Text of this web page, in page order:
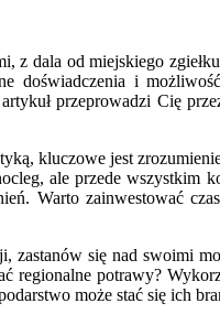
z dala od miejskiego
doświadczenia i
przeprowadzi Cię
kluczowe jest
ale przede wszystkim
Warto zainwestować
zastanów się nad swoimi
regionalne potrawy?
może stać się ich